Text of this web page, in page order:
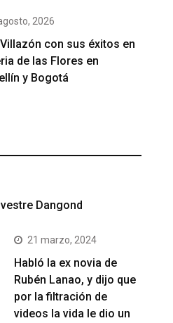
2026
con sus éxitos en
de las Flores en
y Bogotá
Dangond
21 marzo, 2024
Habló la ex novia de
Rubén Lanao, y dijo que
por la filtración de
videos la vida le dio un